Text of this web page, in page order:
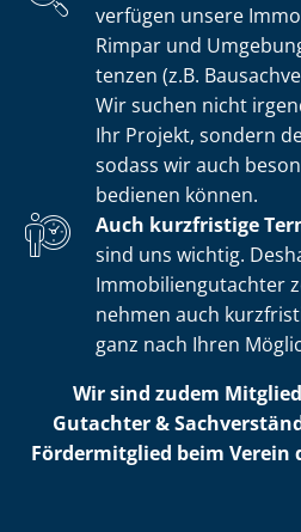
verfügen unsere
Rimpar und
ten­zen (z.B.
Wir suchen nicht
Ihr Projekt, sondern
sodass wir auch
bedienen können.
Auch kurzfristige
sind uns wichtig.
Im­mo­bi­li­en­gut­ach­ter
nehmen auch
ganz nach Ihren
Wir sind zudem
Gutachter &
Fördermitglied beim Verein